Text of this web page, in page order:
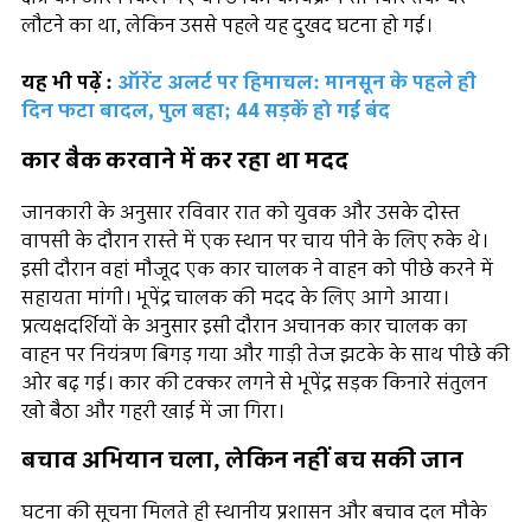
लौटने का था, लेकिन उससे पहले यह दुखद घटना हो गई।
यह भी पढ़ें : ऑरेंट अलर्ट पर हिमाचल: मानसून के पहले ही
दिन फटा बादल, पुल बहा; 44 सड़कें हो गई बंद
कार बैक करवाने में कर रहा था मदद
जानकारी के अनुसार रविवार रात को युवक और उसके दोस्त
वापसी के दौरान रास्ते में एक स्थान पर चाय पीने के लिए रुके थे।
इसी दौरान वहां मौजूद एक कार चालक ने वाहन को पीछे करने में
सहायता मांगी। भूपेंद्र चालक की मदद के लिए आगे आया।
प्रत्यक्षदर्शियों के अनुसार इसी दौरान अचानक कार चालक का
वाहन पर नियंत्रण बिगड़ गया और गाड़ी तेज झटके के साथ पीछे की
ओर बढ़ गई। कार की टक्कर लगने से भूपेंद्र सड़क किनारे संतुलन
खो बैठा और गहरी खाई में जा गिरा।
बचाव अभियान चला, लेकिन नहीं बच सकी जान
घटना की सूचना मिलते ही स्थानीय प्रशासन और बचाव दल मौके